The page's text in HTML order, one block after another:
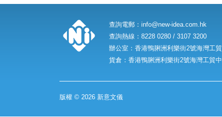
查詢電郵： info@new-idea.com.hk
查詢熱線：8228 0280 / 3107 3200
辦公室：香港鴨脷洲利樂街2號海灣工
貨倉：香港鴨脷洲利樂街2號海灣工貿
版權 © 2026 新意文儀